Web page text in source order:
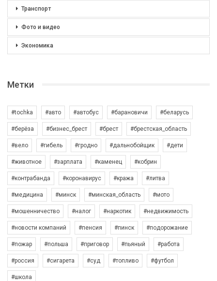
Транспорт
Фото и видео
Экономика
Метки
#tochka #авто #автобус #барановичи #беларусь
#берёза #бизнес_брест #брест #брестская_область
#вело #гибель #гродно #дальнобойщик #дети
#животное #зарплата #каменец #кобрин
#контрабанда #коронавирус #кража #литва
#медицина #минск #минская_область #мото
#мошенничество #налог #наркотик #недвижимость
#новости компаний #пенсия #пинск #подорожание
#пожар #польша #приговор #пьяный #работа
#россия #сигарета #суд #топливо #футбол
#школа